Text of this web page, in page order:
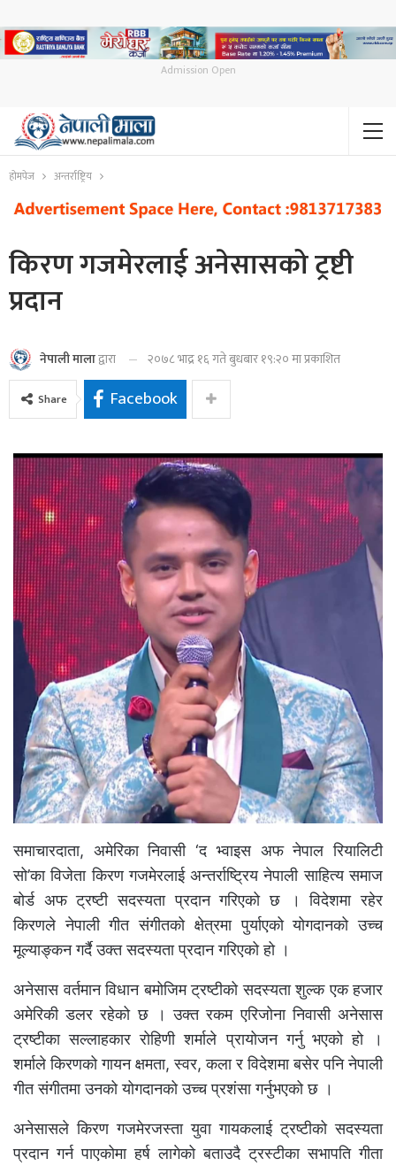
Admission Open
होमपेज अन्तर्राष्ट्रिय
किरण गजमेरलाई अनेसासको ट्रष्टी
प्रदान
नेपाली मालाद्वारा २०७८ भाद्र १६ गते बुधबार १९:२० मा प्रकाशित
Share Facebook
समाचारदाता, अमेरिका निवासी ‘द भ्वाइस अफ नेपाल रियालिटी
सो’का विजेता किरण गजमेरलाई अन्तर्राष्ट्रिय नेपाली साहित्य समाज
बोर्ड अफ ट्रष्टी सदस्यता प्रदान गरिएको छ । विदेशमा रहेर
किरणले नेपाली गीत संगीतको क्षेत्रमा पुर्याएको योगदानको उच्च
मूल्याङ्कन गर्दै उक्त सदस्यता प्रदान गरिएको हो ।
अनेसास वर्तमान विधान बमोजिम ट्रष्टीको सदस्यता शुल्क एक हजार
अमेरिकी डलर रहेको छ । उक्त रकम एरिजोना निवासी अनेसास
ट्रष्टीका सल्लाहकार रोहिणी शर्माले प्रायोजन गर्नु भएको हो ।
शर्माले किरणको गायन क्षमता, स्वर, कला र विदेशमा बसेर पनि नेपाली
गीत संगीतमा उनको योगदानको उच्च प्रशंसा गर्नुभएको छ ।
अनेसासले किरण गजमेरजस्ता युवा गायकलाई ट्रष्टीको सदस्यता
प्रदान गर्न पाएकोमा हर्ष लागेको बताउदै ट्रस्टीका सभापति गीता